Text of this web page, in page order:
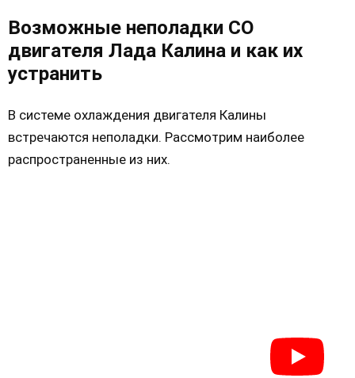
Возможные неполадки СО
двигателя Лада Калина и как их
устранить
В системе охлаждения двигателя Калины
встречаются неполадки. Рассмотрим наиболее
распространенные из них.